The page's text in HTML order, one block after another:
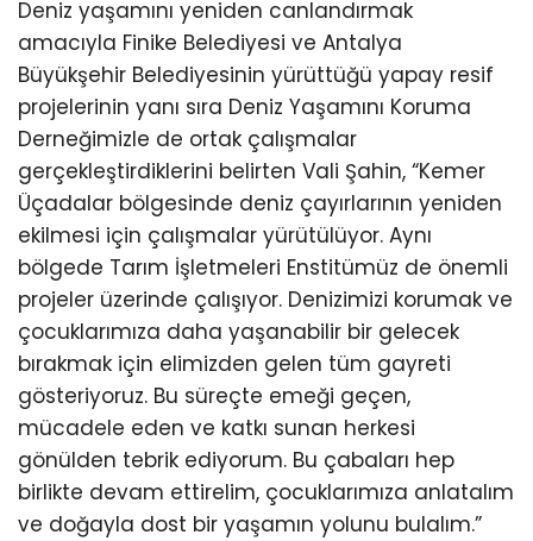
Deniz yaşamını yeniden canlandırmak
amacıyla Finike Belediyesi ve Antalya
Büyükşehir Belediyesinin yürüttüğü yapay resif
projelerinin yanı sıra Deniz Yaşamını Koruma
Derneğimizle de ortak çalışmalar
gerçekleştirdiklerini belirten Vali Şahin, “Kemer
Üçadalar bölgesinde deniz çayırlarının yeniden
ekilmesi için çalışmalar yürütülüyor. Aynı
bölgede Tarım İşletmeleri Enstitümüz de önemli
projeler üzerinde çalışıyor. Denizimizi korumak ve
çocuklarımıza daha yaşanabilir bir gelecek
bırakmak için elimizden gelen tüm gayreti
gösteriyoruz. Bu süreçte emeği geçen,
mücadele eden ve katkı sunan herkesi
gönülden tebrik ediyorum. Bu çabaları hep
birlikte devam ettirelim, çocuklarımıza anlatalım
ve doğayla dost bir yaşamın yolunu bulalım.”